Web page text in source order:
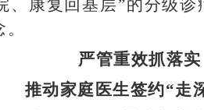
康复回基层”的分级诊
严管重效抓落实
推动家庭医生签约“走